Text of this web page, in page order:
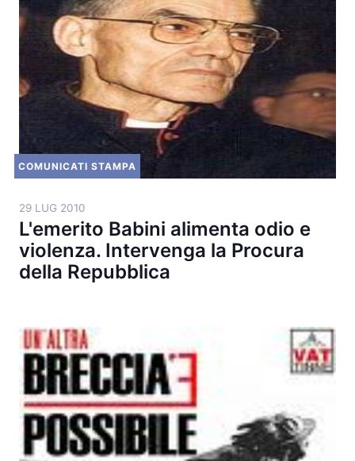
COMUNICATI STAMPA
29 LUG 2010
L'emerito Babini alimenta odio e
violenza. Intervenga la Procura
della Repubblica